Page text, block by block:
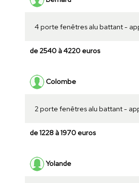
4 porte fenêtres alu battant -
de 2540 à 4220 euros
Colombe
2 porte fenêtres alu battant -
de 1228 à 1970 euros
Yolande